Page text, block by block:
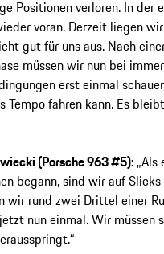
Positionen verloren. In der
voran. Derzeit liegen
gut für uns aus. Nach
müssen wir nun bei
erst einmal
Tempo fahren kann. Es
(Porsche 963 #5): „Als
begann, sind wir auf
wir rund zwei Drittel einer
nun einmal. Wir müssen